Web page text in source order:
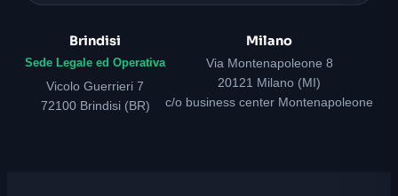
Brindisi
Sede Legale ed Operativa
Vicolo Guerrieri 7
72100 Brindisi (BR)
Milano
Via Montenapoleone 8
20121 Milano (MI)
c/o business center Montenapoleone